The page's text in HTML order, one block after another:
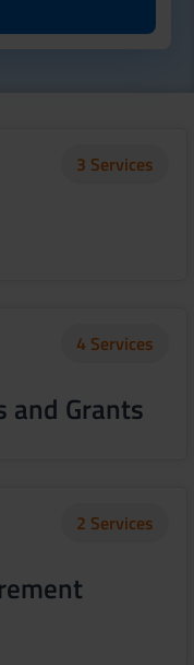
3 Services
and Grants
4 Services
2 Services